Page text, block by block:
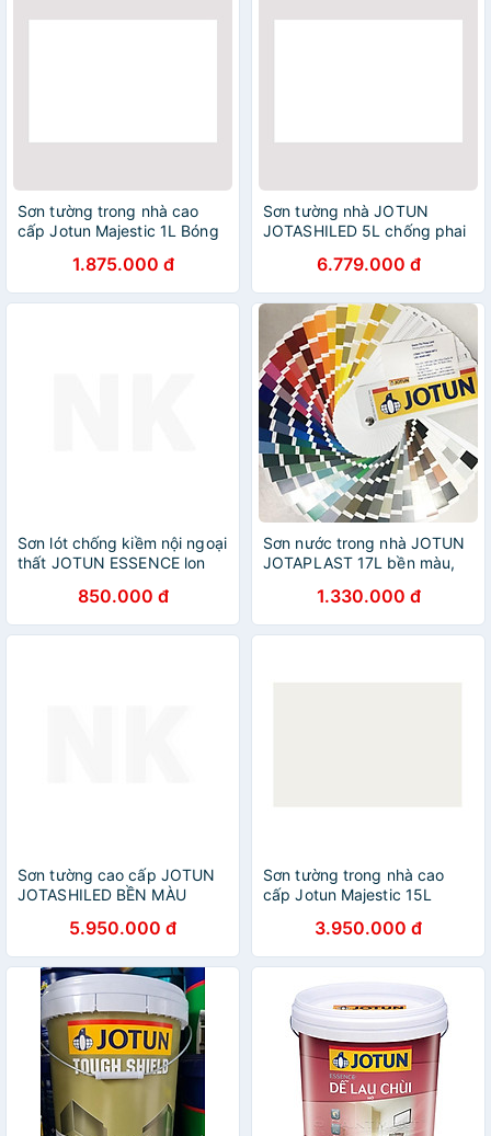
Sơn tường trong nhà cao
cấp Jotun Majestic 1L Bóng
1.875.000 đ
Sơn tường nhà JOTUN
JOTASHILED 5L chống phai
ngoại thất)6.779.000 đ
Sơn lót chống kiềm nội ngoại
thất JOTUN ESSENCE lon
850.000 đ
Sơn nước trong nhà JOTUN
JOTAPLAST 17L bền màu,
1.330.000 đ
Sơn tường cao cấp JOTUN
JOTASHILED BỀN MÀU
bẩn (Sơn ngoại thất)
5.950.000 đ
Sơn tường trong nhà cao
cấp Jotun Majestic 15L
thất cao cấp)3.950.000 đ